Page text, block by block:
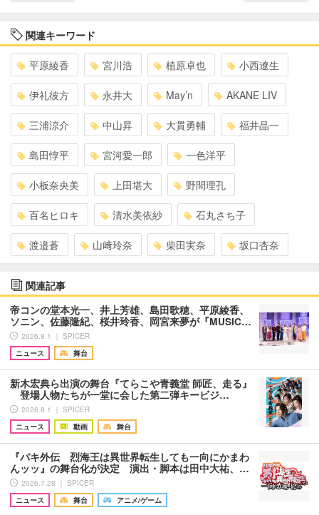
関連キーワード
平原綾香 宮川浩 植原卓也 小西遼生
伊礼彼方 永井大 May’n AKANE LIV
三浦涼介 中山昇 大貫勇輔 福井晶一
島田惇平 宮河愛一郎 一色洋平
小板奈央美 上田堪大 野間理孔
百名ヒロキ 清水美依紗 石丸さち子
渡邉蒼 山﨑玲奈 柴田実奈 坂口杏奈
関連記事
帝コンの堂本光一、井上芳雄、島田歌穂、平原綾香、
ソニン、佐藤隆紀、桜井玲香、岡宮来夢が『MUSIC…
2026.8.1 ｜ SPICER
ニュース
舞台
新木宏典ら出演の舞台『てらこや青義堂 師匠、走る』
登場人物たちが一堂に会した第二弾キービジ…
2026.8.1 ｜ SPICER
ニュース
動画 舞台
『バキ外伝 烈海王は異世界転生しても一向にかまわ
んッッ』の舞台化が決定 演出・脚本は田中大祐、…
2026.7.28 ｜ SPICER
ニュース
舞台 アニメ/ゲーム